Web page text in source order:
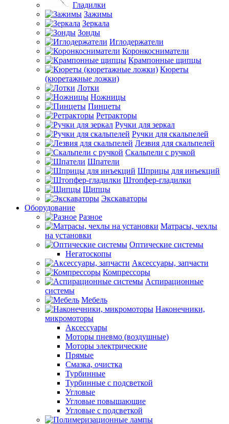
Гладилки
Зажимы
Зеркала
Зонды
Иглодержатели
Коронкосниматели
Крампонные щипцы
Кюреты
(кюретажные ложки)
Лотки
Ножницы
Пинцеты
Ретракторы
Ручки для зеркал
Ручки для скальпелей
Лезвия для скальпелей
Скальпели с ручкой
Шпатели
Шприцы для инъекций
Штопфер-гладилки
Щипцы
Экскаваторы
Оборудование
Разное
Матрасы, чехлы
на установки
Оптические системы
Негатоскопы
Аксессуары, запчасти
Компрессоры
Аспирационные
системы
Мебель
Наконечники,
микромоторы
Аксессуары
Моторы пневмо (воздушные)
Моторы электрические
Прямые
Смазка, очистка
Турбинные
Турбинные с подсветкой
Угловые
Угловые повышающие
Угловые с подсветкой